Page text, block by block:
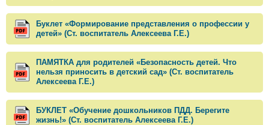
Буклет «Формирование представления о профессии у
детей» (Ст. воспитатель Алексеева Г.Е.)
ПАМЯТКА для родителей «Безопасность детей. Что
нельзя приносить в детский сад» (Ст. воспитатель
Алексеева Г.Е.)
БУКЛЕТ «Обучение дошкольников ПДД. Берегите
жизнь!» (Ст. воспитатель Алексеева Г.Е.)